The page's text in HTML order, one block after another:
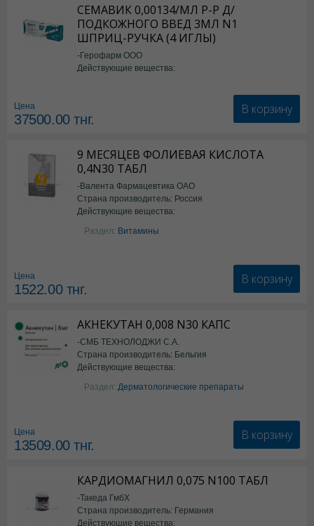
СЕМАВИК 0,00134/МЛ Р-Р Д/
ПОДКОЖНОГО ВВЕД 3МЛ N1
ШПРИЦ-РУЧКА (4 ИГЛЫ)
-Герофарм ООО
Действующие вещества:
Цена
37500.00тнг.
В корзину
9 МЕСЯЦЕВ ФОЛИЕВАЯ КИСЛОТА
0,4N30 ТАБЛ
-Валента Фармацевтика ОАО
Страна производитель: Россия
Действующие вещества:
фолиевая кислота
Раздел: Витамины
Цена
1522.00тнг.
В корзину
АКНЕКУТАН 0,008 N30 КАПС
-СМБ ТЕХНОЛОДЖИ С.А.
Страна производитель: Бельгия
Действующие вещества:
Изотретиноин
Раздел: Дерматологические препараты
Цена
13509.00тнг.
В корзину
КАРДИОМАГНИЛ 0,075 N100 ТАБЛ
-Такеда ГмбХ
Страна производитель: Германия
Действующие вещества: